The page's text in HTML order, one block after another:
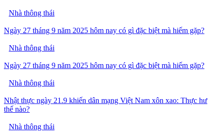
Nhà thông thái
Ngày 27 tháng 9 năm 2025 hôm nay có gì đặc biệt mà hiếm gặp?
Nhà thông thái
Ngày 27 tháng 9 năm 2025 hôm nay có gì đặc biệt mà hiếm gặp?
Nhà thông thái
Nhật thực ngày 21.9 khiến dân mạng Việt Nam xôn xao: Thực hư
thế nào?
Nhà thông thái